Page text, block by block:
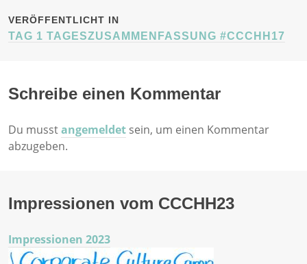
BEITRAGSNAVIGATION
VERÖFFENTLICHT IN
TAG 1 TAGESZUSAMMENFASSUNG #CCCHH17
Schreibe einen Kommentar
Du musstangemeldet sein, um einen Kommentar
abzugeben.
Impressionen vom CCCHH23
Impressionen 2023